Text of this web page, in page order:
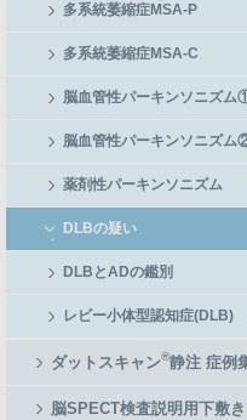
多系統萎縮症MSA-P
多系統萎縮症MSA-C
脳血管性パーキンソニズム
脳血管性パーキンソニズム
薬剤性パーキンソニズム
DLBの疑い
DLBとADの鑑別
レビー小体型認知症(DLB)
ダットスキャン®静注 症例
脳SPECT検査説明用下敷き